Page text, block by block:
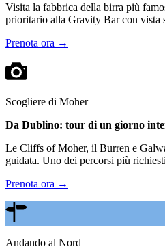
Visita la fabbrica della birra più
prioritario alla Gravity Bar con vista
Prenota ora →
Scogliere di Moher
Da Dublino: tour di un giorno
Le Cliffs of Moher, il Burren e
guidata. Uno dei percorsi più
Prenota ora →
Andando al Nord